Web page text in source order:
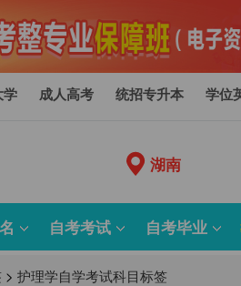
学 成人高考 统招专升本 学位
湖南
自考考试 自考毕业
> 护理学自学考试科目标签